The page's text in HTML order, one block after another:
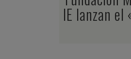
IE lanzan